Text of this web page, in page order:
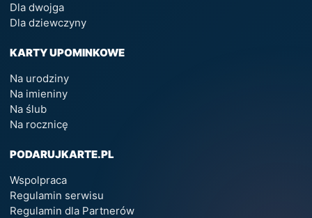
Dla dwojga
Dla dziewczyny
KARTY UPOMINKOWE
Na urodziny
Na imieniny
Na ślub
Na rocznicę
PODARUJKARTE.PL
Wspolpraca
Regulamin serwisu
Regulamin dla Partnerów